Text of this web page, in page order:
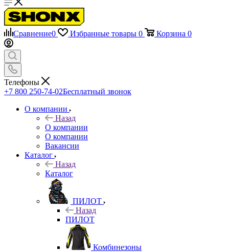
Сравнение0 Избранные товары 0 Корзина 0
Телефоны
+7 800 250-74-02Бесплатный звонок
О компании
Назад
О компании
О компании
Вакансии
Каталог
Назад
Каталог
ПИЛОТ
Назад
ПИЛОТ
Комбинезоны